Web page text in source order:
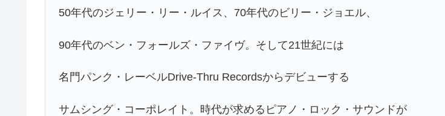
50年代のジェリー・リー・ルイス、70年代のビリー・ジョエル、
90年代のベン・フォールズ・ファイヴ。そして21世紀には
名門パンク・レーベルDrive-Thru Recordsからデビューする
サムシング・コーポレイト。時代が求めるピアノ・ロック・サウンドが